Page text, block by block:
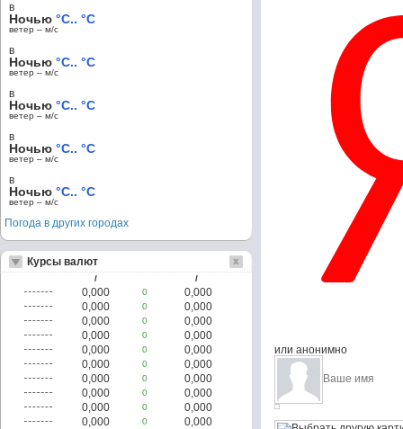
или анонимно
в
Ночью °C.. °C
ветер – м/c
в
Ночью °C.. °C
ветер – м/c
в
Ночью °C.. °C
ветер – м/c
в
Ночью °C.. °C
ветер – м/c
в
Ночью °C.. °C
ветер – м/c
Погода в других городах
Курсы валют
/ /
0,000 0
0,000
0,000
0
0,000
0,000
0
0,000
0,000
0
0,000
0,000
0
0,000
0,000
0
0,000
0,000
0
0,000
0,000
0
0,000
0,000
0
0,000
0,000
0
0,000